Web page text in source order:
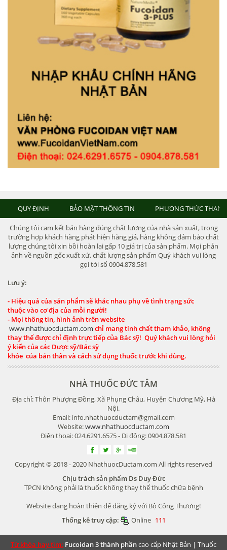
QUY ĐỊNH BẢO MẬT THÔNG TIN PHƯƠNG THỨC
Chúng tôi cam kết bán hàng đúng chất lượng của nhà sản xuất, trong
trường hợp khách hàng phát hiện hàng giả, hàng không đảm bảo chất
lượng chúng tôi xin bồi hoàn lại gấp 10 giá trị của sản phẩm. Mọi phản
ảnh về nguồn gốc xuất xứ, chất lượng sản phẩm Quý khách vui lòng
gọi tới số 0904.878.581
Lưu ý:
- Hiệu quả của sản phẩm sẽ khác nhau phụ về tình trạng sức
thuộc vào cơ địa của mỗi người!
- Mọi thông tin, hình ảnh trên website
www.nhathuocductam.com chỉ mang tính chất tham khảo, không
thay thế được chỉ định trực tiếp của Bác sỹ! Quý khách vui lòng hỏi
ý kiến của các Dược sỹ/Bác sỹ
khỏe của bản thân và cách sử dụng thuốc trước khi dùng.
NHÀ THUỐC ĐỨC TÂM
Địa chỉ: Thôn Phượng Đồng, Xã Phụng Châu, Huyện Chương Mỹ, Hà
Nội.
Email: info.nhathuocductam@gmail.com
Website:www.nhathuocductam.com
Điện thoại: 024.6291.6575 - Di động: 0904.878.581
Copyright © 2018 - 2020 NhathuocDuctam.com All rights reserved
Chịu trách sản phẩm Ds Duy Đức
TPCN không phải là thuốc không thay thế thuốc chữa bệnh
Website đang hoàn thiện để đăng ký với Bộ Công Thương!
Thống kê truy cập:
Online 111
Từ khóa hay tìm: Fucoidan 3 thành phầncao cấp Nhật Bản | Thuốc